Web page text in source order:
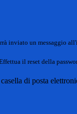
inviato un messaggio
il reset della
di posta